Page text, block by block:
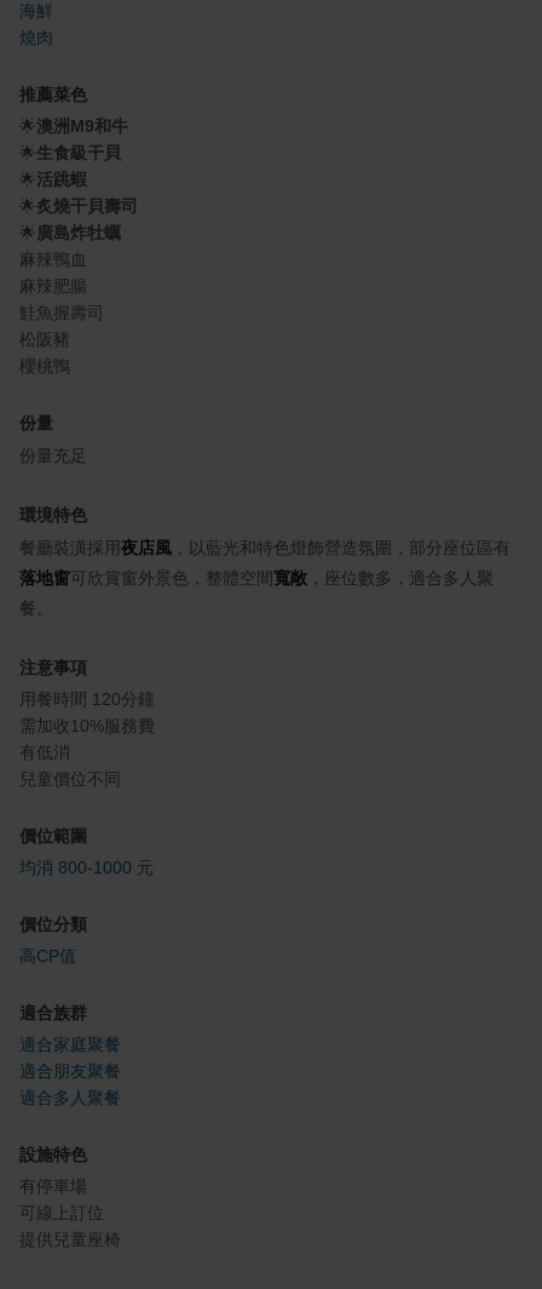
海鮮
燒肉
推薦菜色
🌟澳洲M9和牛
🌟生食級干貝
🌟活跳蝦
🌟炙燒干貝壽司
🌟 廣島炸牡蠣
麻辣鴨血
麻辣肥腸
鮭魚握壽司
松阪豬
櫻桃鴨
份量
份量充足
環境特色
餐廳裝潢採用夜店風 ，以藍光和特色燈飾營造氛圍，部分座位區有
落地窗可欣賞窗外景色，整體空間寬敞 ，座位數多，適合多人聚
餐。
注意事項
用餐時間 120分鐘
需加收10%服務費
有低消
兒童價位不同
價位範圍
均消 800-1000 元
價位分類
高CP值
適合族群
適合家庭聚餐
適合朋友聚餐
適合多人聚餐
設施特色
有停車場
可線上訂位
提供兒童座椅